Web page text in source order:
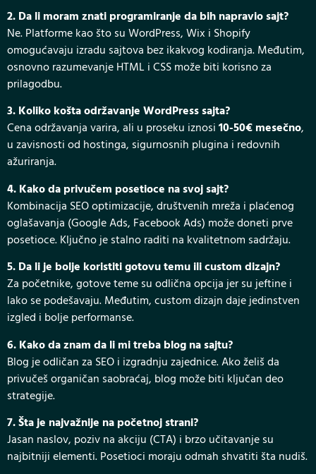
2. Da li moram znati programiranje da bih napravio sajt?
Ne. Platforme kao što su WordPress, Wix i Shopify
omogućavaju izradu sajtova bez ikakvog kodiranja. Međutim,
osnovno razumevanje HTML i CSS može biti korisno za
prilagodbu.
3. Koliko košta održavanje WordPress sajta?
Cena održavanja varira, ali u proseku iznosi10-50€ mesečno,
u zavisnosti od hostinga, sigurnosnih plugina i redovnih
ažuriranja.
4. Kako da privučem posetioce na svoj sajt?
Kombinacija SEO optimizacije, društvenih mreža i plaćenog
oglašavanja (Google Ads, Facebook Ads) može doneti prve
posetioce. Ključno je stalno raditi na kvalitetnom sadržaju.
5. Da li je bolje koristiti gotovu temu ili custom dizajn?
Za početnike, gotove teme su odlična opcija jer su jeftine i
lako se podešavaju. Međutim, custom dizajn daje jedinstven
izgled i bolje performanse.
6. Kako da znam da li mi treba blog na sajtu?
Blog je odličan za SEO i izgradnju zajednice. Ako želiš da
privučeš organičan saobraćaj, blog može biti ključan deo
strategije.
7. Šta je najvažnije na početnoj strani?
Jasan naslov, poziv na akciju (CTA) i brzo učitavanje su
najbitniji elementi. Posetioci moraju odmah shvatiti šta nudiš.